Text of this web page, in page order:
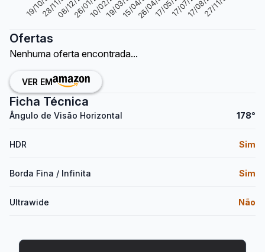
Ofertas
Nenhuma oferta encontrada...
VER EM
Ficha Técnica
Ângulo de Visão Horizontal 178°
HDR Sim
Borda Fina / Infinita Sim
Ultrawide Não